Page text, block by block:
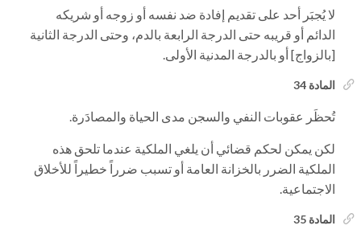
لا يُجبَر أحد على تقديم إفادة ضد نفسه أو زوجه أو شريكه
الدائم أو قريبه حتى الدرجة الرابعة بالدم، وحتى الدرجة الثانية
[بالزواج] أو بالدرجة المدنية الأولى.
المادة 34
تُحظَر عقوبات النفي والسجن مدى الحياة والمصادَرة.
لكن يمكن لحكم قضائي أن يلغي الملكية عندما تلحق هذه
الملكية الضرر بالخزانة العامة أو تسبب ضرراً خطيراً للأخلاق
الاجتماعية.
المادة 35